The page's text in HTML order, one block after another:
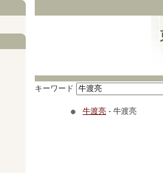
キーワード
牛渡亮 - 牛渡亮